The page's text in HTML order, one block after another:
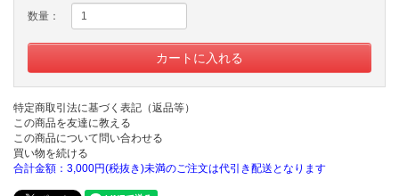
数量：
特定商取引法に基づく表記（返品等）
この商品を友達に教える
この商品について問い合わせる
買い物を続ける
合計金額：3,000円(税抜き)未満のご注文は代引き配送となります